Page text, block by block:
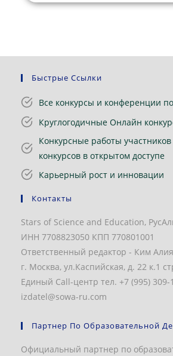
Быстрые Ссылки
Все конкурсы и конференции
Круглогодичные Онлайн
Конкурсные работы
конкурсов в открытом доступе
Карьерный рост и инновации
Контакты
Stars of Science and Education,
ИНН 7708823050 КПП 770801001
Ответственный редактор - Ким
г. Москва, ул.Каспийская, д. 22 к.1
Единый Call-центр тел. +7 (995) 309-
izdatel@sowa-ru.com
Партнер По Образовательной
Официальный партнер по